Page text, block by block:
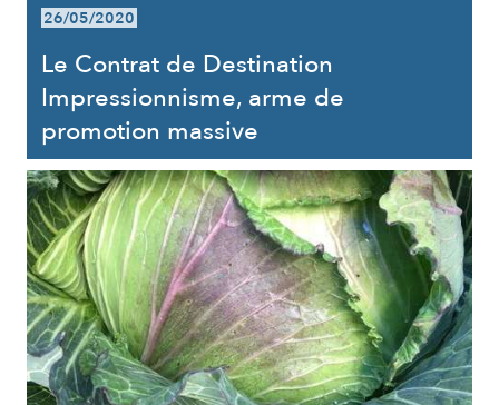
26/05/2020
Le Contrat de Destination
Impressionnisme, arme de
promotion massive